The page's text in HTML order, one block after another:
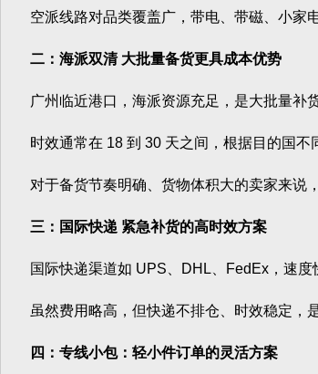
空派线路对品类覆盖广，带电、带磁、小家电
二：海派双清 大批量备货更具成本优势
广州临近港口，海派资源充足，是大批量补货
时效通常在 18 到 30 天之间，根据目的国不
对于备货节奏明确、货物体积大的卖家来说，
三：国际快递 紧急补货的高时效方案
国际快递渠道如 UPS、DHL、FedEx，速度快
虽然费用略高，但快递不排仓、时效稳定，是
四：专线小包：轻小件订单的灵活方案